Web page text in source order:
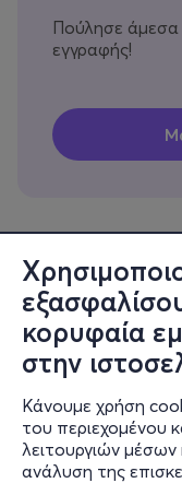
κορυφαία
στην
Κάνουμε χρήση
του περιεχομένου
λειτουργιών μέσων
ανάλυση της
Πούλησε άμεσα
εγγραφής!
Πληροφορίες
Υποστήριξη
Stay Connected